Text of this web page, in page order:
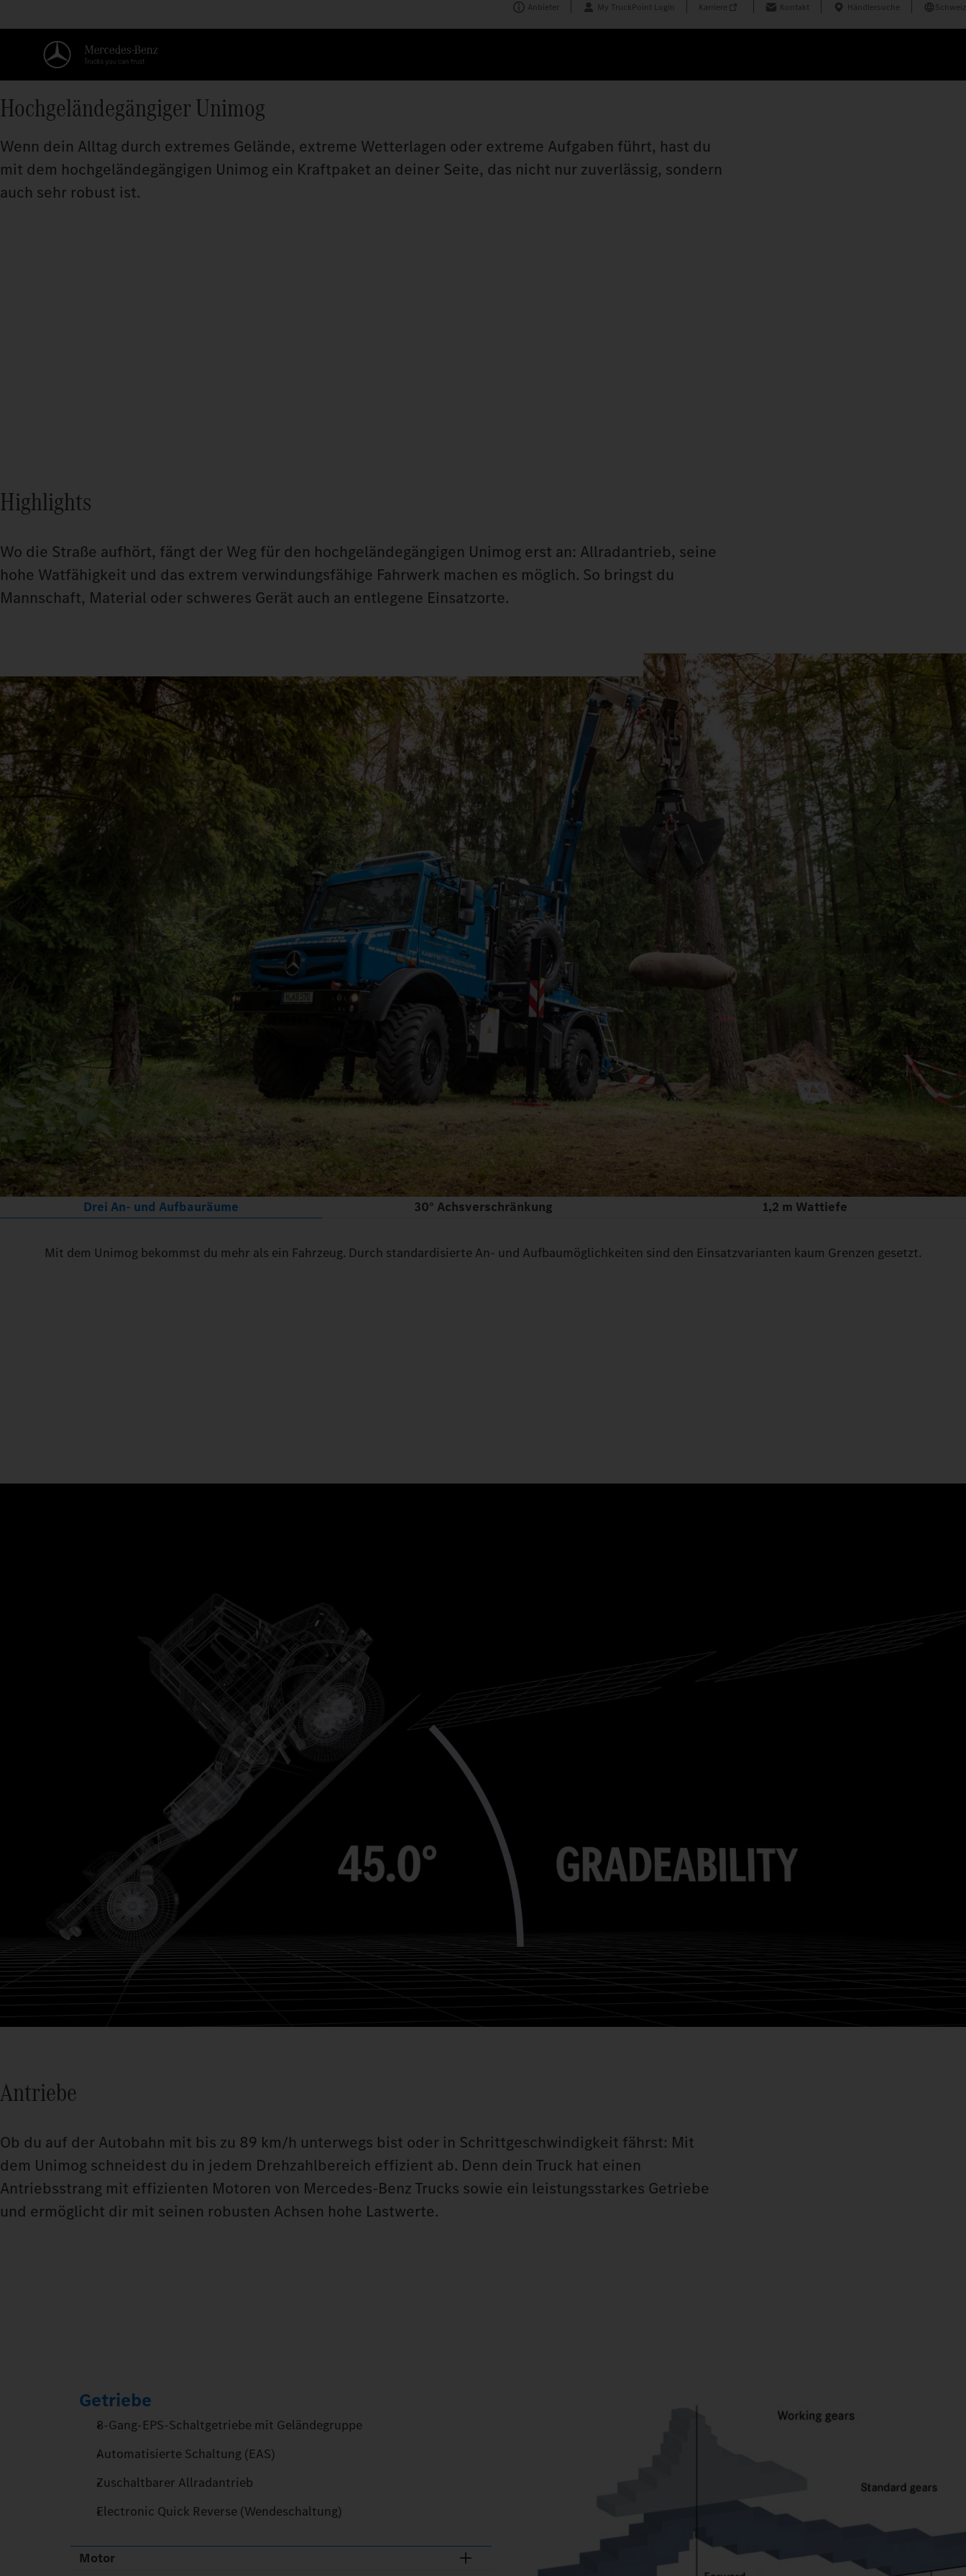
Anbieter My TruckPoint Login Karriere Kontakt Händlersuche Schweiz
Hochgeländegängiger Unimog
Wenn dein Alltag durch extremes Gelände, extreme Wetterlagen oder extreme Aufgaben führt, hast du
mit dem hochgeländegängigen Unimog ein Kraftpaket an deiner Seite, das nicht nur zuverlässig, sondern
auch sehr robust ist.
Highlights
Wo die Straße aufhört, fängt der Weg für den hochgeländegängigen Unimog erst an: Allradantrieb, seine
hohe Watfähigkeit und das extrem verwindungsfähige Fahrwerk machen es möglich. So bringst du
Mannschaft, Material oder schweres Gerät auch an entlegene Einsatzorte.
Drei An- und Aufbauräume 30° Achsverschränkung 1,2 m Wattiefe
Mit dem Unimog bekommst du mehr als ein Fahrzeug. Durch standardisierte An- und Aufbaumöglichkeiten sind den Einsatzvarianten kaum Grenzen gesetzt.
Antriebe
Ob du auf der Autobahn mit bis zu 89 km/h unterwegs bist oder in Schrittgeschwindigkeit fährst: Mit
dem Unimog schneidest du in jedem Drehzahlbereich effizient ab. Denn dein Truck hat einen
Antriebsstrang mit effizienten Motoren von Mercedes‑Benz Trucks sowie ein leistungsstarkes Getriebe
und ermöglicht dir mit seinen robusten Achsen hohe Lastwerte.
Getriebe
8-Gang-EPS-Schaltgetriebe mit Geländegruppe
Automatisierte Schaltung (EAS)
Zuschaltbarer Allradantrieb
Electronic Quick Reverse (Wendeschaltung)
Motor